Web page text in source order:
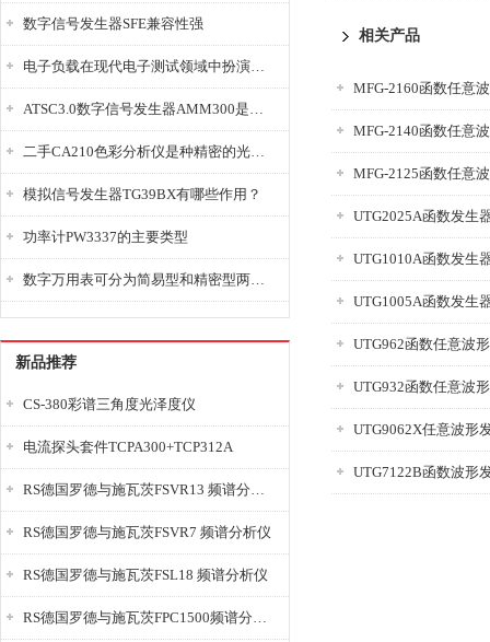
数字信号发生器SFE兼容性强
电子负载在现代电子测试领域中扮演着重要的角色
ATSC3.0数字信号发生器AMM300是能够产生各种数字信号的电子设备
二手CA210色彩分析仪是种精密的光学测量仪器
模拟信号发生器TG39BX有哪些作用？
功率计PW3337的主要类型
数字万用表可分为简易型和精密型两大类
新品推荐
CS-380彩谱三角度光泽度仪
电流探头套件TCPA300+TCP312A
RS德国罗德与施瓦茨FSVR13 频谱分析仪
RS德国罗德与施瓦茨FSVR7 频谱分析仪
RS德国罗德与施瓦茨FSL18 频谱分析仪
RS德国罗德与施瓦茨FPC1500频谱分析仪
相关产品
MFG-2160函数任意
MFG-2140函数任意
MFG-2125函数任意
UTG2025A函数发生
UTG1010A函数发生
UTG1005A函数发生
UTG962函数任意波
UTG932函数任意波
UTG9062X任意波形
UTG7122B函数波形